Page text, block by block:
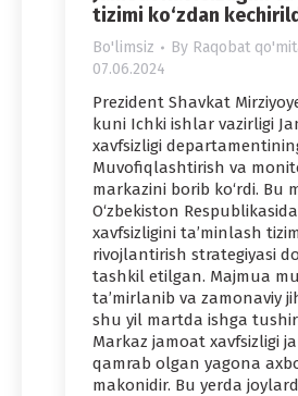
tizimi ko‘zdan
Bo'limsiz By Raqobat
07.06.2024
Prezident Shavkat
kuni Ichki ishlar vazirligi
xavfsizligi
Muvofiqlashtirish va
markazini borib ko‘rdi. Bu
O‘zbekiston
xavfsizligini ta’minlash
rivojlantirish strategiyasi
tashkil etilgan. Majmua
ta’mirlanib va zamonaviy
shu yil martda ishga
Markaz jamoat xavfsizligi
qamrab olgan yagona
makonidir. Bu yerda